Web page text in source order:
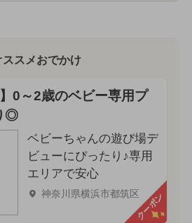
スメおでかけ
0～2歳のベビー専用プ
◎
ベビーちゃんの遊び場デ
ビューにぴったり♪専用
エリアで安心
神奈川県横浜市都筑区クーポン